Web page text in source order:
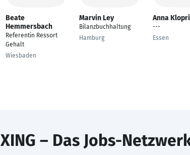
Beate
Hemmersbach
Referentin Ressort
Gehalt
Wiesbaden
Marvin Ley
Bilanzbuchhaltung
Hamburg
Anna
---
Essen
XING – Das Jobs-